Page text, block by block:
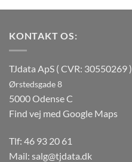
KONTAKT OS:
TJdata ApS ( CVR: 30550269 )
Ørstedsgade 8
5000 Odense C
Find vej med Google Maps
Tlf: 46 93 20 61
Mail: salg@tjdata.dk